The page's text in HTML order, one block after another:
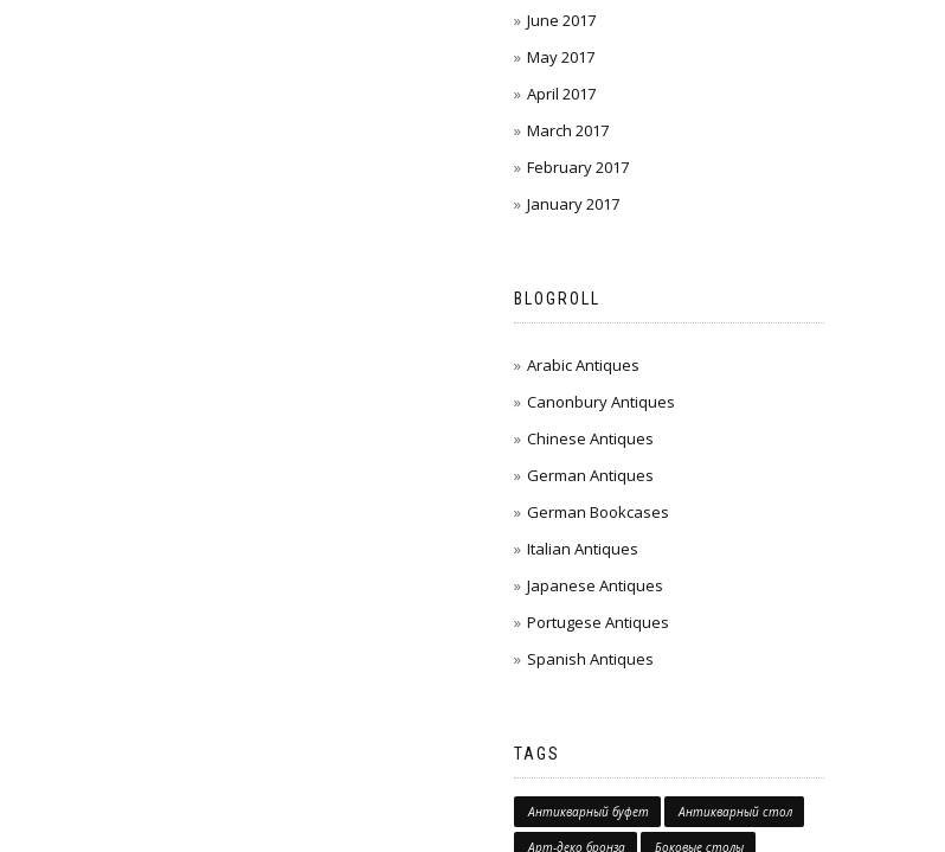
June 2017
May 2017
April 2017
March 2017
February 2017
January 2017
BLOGROLL
Arabic Antiques
Canonbury Antiques
Chinese Antiques
German Antiques
German Bookcases
Italian Antiques
Japanese Antiques
Portugese Antiques
Spanish Antiques
TAGS
Антикварный буфет Антикварный стол
Арт-деко бронза Боковые столы